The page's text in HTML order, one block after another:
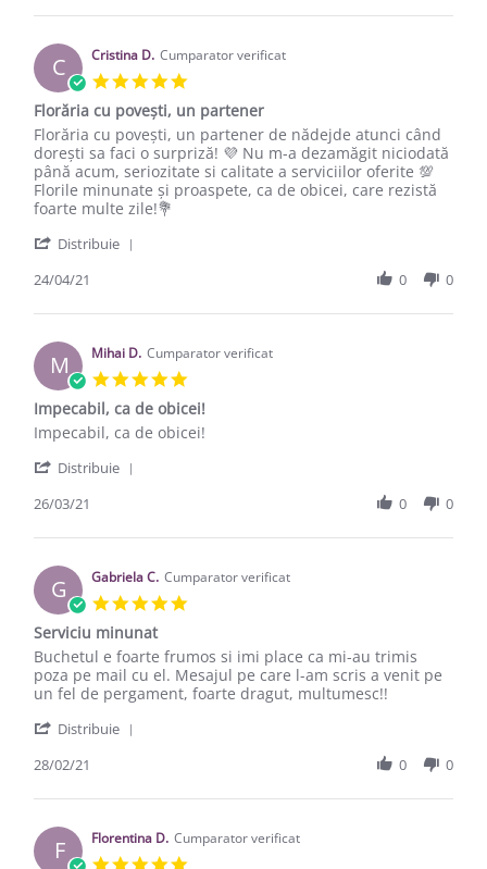
C Cristina D. Cumparator verificat
Florăria cu povești, un partener
Review by Cristina D. on 24 Apr 2021
review stating Florăria cu povești, un partener
Florăria cu povești, un partener de nădejde atunci când
dorești sa faci o surpriză! 💜 Nu m-a dezamăgit niciodată
până acum, seriozitate si calitate a serviciilor oferite 💯
Florile minunate și proaspete, ca de obicei, care rezistă
foarte multe zile!💐
Distribuie
24/04/21 0 0
M Mihai D. Cumparator verificat
Impecabil, ca de obicei!
Review by Mihai D. on 26 Mar 2021
review stating Impecabil, ca de obicei!
Impecabil, ca de obicei!
Distribuie
26/03/21 0 0
G Gabriela C. Cumparator verificat
Serviciu minunat
Review by Gabriela C. on 28 Feb 2021
review stating Serviciu minunat
Buchetul e foarte frumos si imi place ca mi-au trimis
poza pe mail cu el. Mesajul pe care l-am scris a venit pe
un fel de pergament, foarte dragut, multumesc!!
Distribuie
28/02/21 0 0
F Florentina D. Cumparator verificat